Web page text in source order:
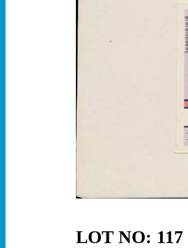
LOT NO: 117